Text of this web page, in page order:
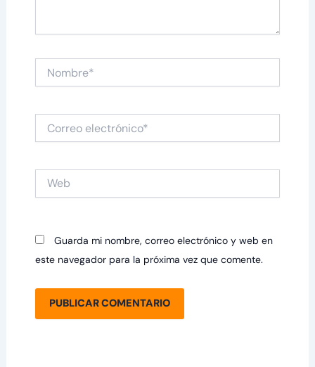
electrónico*
Guarda mi nombre, correo electrónico y web en
este navegador para la próxima vez que comente.